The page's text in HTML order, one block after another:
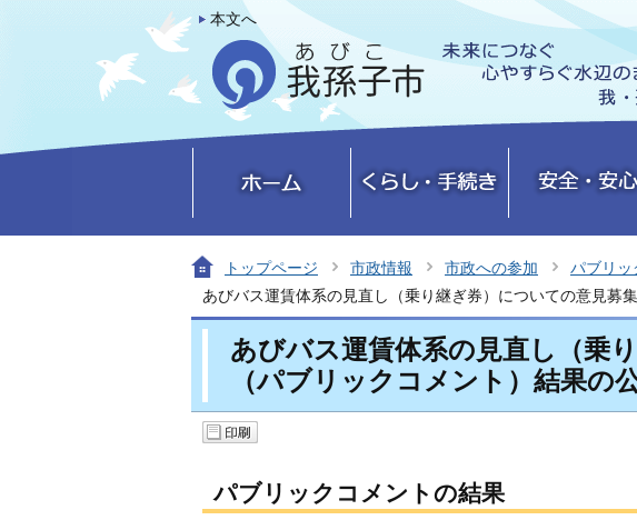
本文へ
トップページ 市政情報 市政への参加 パブリッ
あびバス運賃体系の見直し（乗り継ぎ券）についての意見募
あびバス運賃体系の見直し（乗
（パブリックコメント）結果の
パブリックコメントの結果